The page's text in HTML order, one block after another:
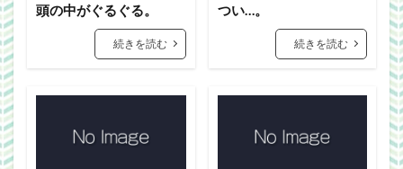
頭の中がぐるぐる。
続きを読む
つい…。
続きを読む